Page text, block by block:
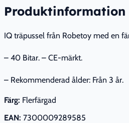
Produktinformation
IQ träpussel från Robetoy med en
– 40 Bitar. – CE-märkt.
– Rekommenderad ålder: Från 3 år.
Färg: Flerfärgad
EAN: 7300009289585